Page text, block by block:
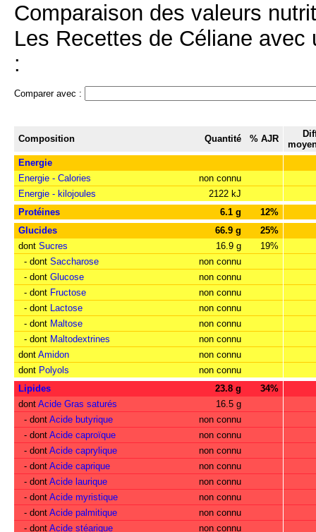
Comparaison des valeurs
Les Recettes de Céliane
:
Comparer avec :
Composition Quantité % AJR
Energie
Energie - Calories
non connu
Energie - kilojoules
2122 kJ
Protéines
6.1 g
12%
Glucides
66.9 g
25%
dont Sucres 16.9 g
19%
- dont Saccharose
non connu
- dont Glucose
non connu
- dont Fructose
non connu
- dont Lactose
non connu
- dont Maltose
non connu
- dont Maltodextrines
non connu
dont Amidon
non connu
dont Polyols
non connu
Lipides
23.8 g
34%
dont Acide Gras saturés
16.5 g
- dont Acide butyrique
non connu
- dont Acide caproïque
non connu
- dont Acide caprylique
non connu
- dont Acide caprique
non connu
- dont Acide laurique
non connu
- dont Acide myristique
non connu
- dont Acide palmitique
non connu
- dont Acide stéarique non connu